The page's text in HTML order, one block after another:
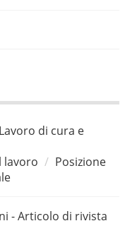
Lavoro di cura e
lavoro
Posizione
- Articolo di rivista